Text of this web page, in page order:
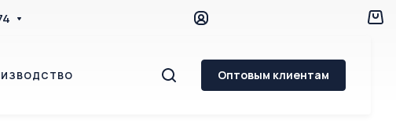
Оптовым клиентам